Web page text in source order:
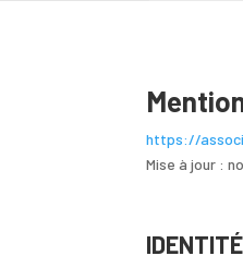
https://
Mise à jour :
IDENTITÉ